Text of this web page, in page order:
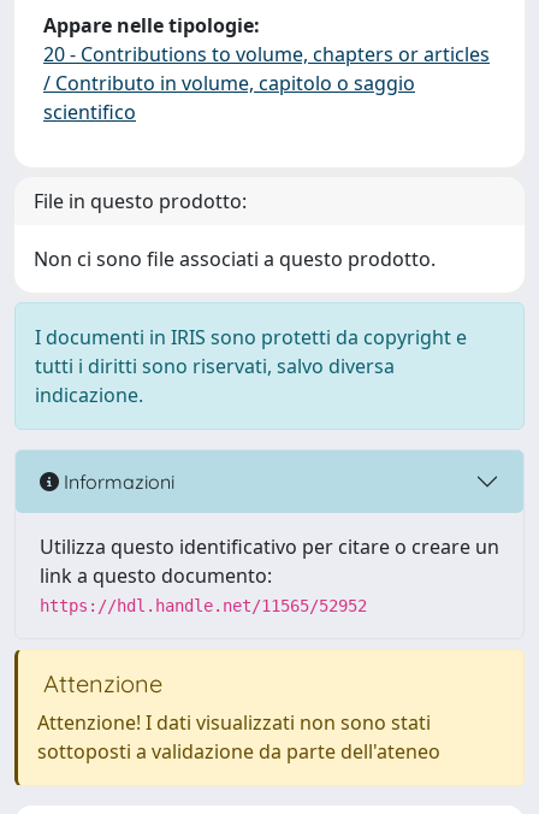
Appare nelle tipologie:
20 - Contributions to volume, chapters or articles
/ Contributo in volume, capitolo o saggio
scientifico
File in questo prodotto:
Non ci sono file associati a questo prodotto.
I documenti in IRIS sono protetti da copyright e
tutti i diritti sono riservati, salvo diversa
indicazione.
Informazioni
Utilizza questo identificativo per citare o creare un
link a questo documento:
https://hdl.handle.net/11565/52952
Attenzione
Attenzione! I dati visualizzati non sono stati
sottoposti a validazione da parte dell'ateneo